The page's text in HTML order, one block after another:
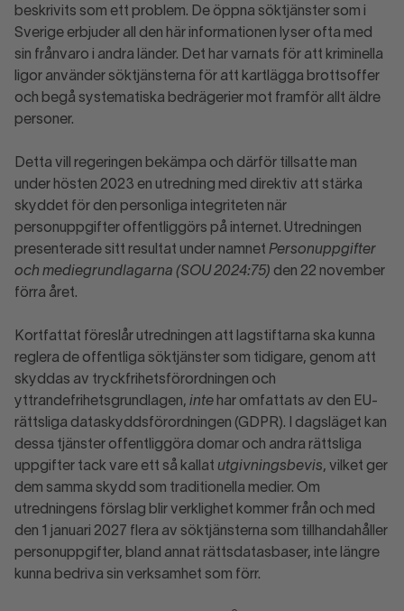
beskrivits som ett problem. De öppna söktjänster som i
Sverige erbjuder all den här informationen lyser ofta med
sin frånvaro i andra länder. Det har varnats för att kriminella
ligor använder söktjänsterna för att kartlägga brottsoffer
och begå systematiska bedrägerier mot framför allt äldre
personer.
Detta vill regeringen bekämpa och därför tillsatte man
under hösten 2023 en utredning med direktiv att stärka
skyddet för den personliga integriteten när
personuppgifter offentliggörs på internet. Utredningen
presenterade sitt resultat under namnet Personuppgifter
och mediegrundlagarna (SOU 2024:75) den 22 november
förra året.
Kortfattat föreslår utredningen att lagstiftarna ska kunna
reglera de offentliga söktjänster som tidigare, genom att
skyddas av tryckfrihetsförordningen och
yttrandefrihetsgrundlagen, inte har omfattats av den EU-
rättsliga dataskyddsförordningen (GDPR). I dagsläget kan
dessa tjänster offentliggöra domar och andra rättsliga
uppgifter tack vare ett så kallat utgivningsbevis, vilket ger
dem samma skydd som traditionella medier. Om
utredningens förslag blir verklighet kommer från och med
den 1 januari 2027 flera av söktjänsterna som tillhandahåller
personuppgifter, bland annat rättsdatasbaser, inte längre
kunna bedriva sin verksamhet som förr.